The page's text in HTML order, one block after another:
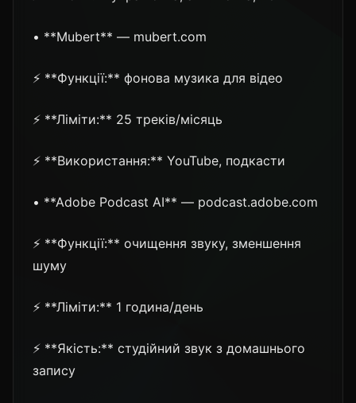
• **Mubert** — mubert.com
⚡ **Функції:** фонова музика для відео
⚡ **Ліміти:** 25 треків/місяць
⚡ **Використання:** YouTube, подкасти
• **Adobe Podcast AI** — podcast.adobe.com
⚡ **Функції:** очищення звуку, зменшення
шуму
⚡ **Ліміти:** 1 година/день
⚡ **Якість:** студійний звук з домашнього
запису